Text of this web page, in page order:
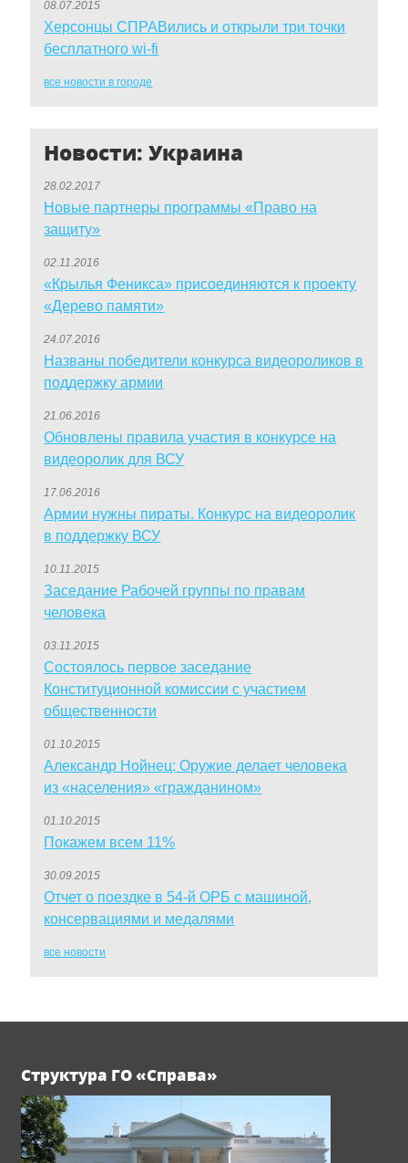
08.07.2015
Херсонцы СПРАВились и открыли три точки
бесплатного wi-fi
все новости в городе
Новости: Украина
28.02.2017
Новые партнеры программы «Право на
защиту»
02.11.2016
«Крылья Феникса» присоединяются к проекту
«Дерево памяти»
24.07.2016
Названы победители конкурса видеороликов в
поддержку армии
21.06.2016
Обновлены правила участия в конкурсе на
видеоролик для ВСУ
17.06.2016
Армии нужны пираты. Конкурс на видеоролик
в поддержку ВСУ
10.11.2015
Заседание Рабочей группы по правам
человека
03.11.2015
Состоялось первое заседание
Конституционной комиссии с участием
общественности
01.10.2015
Александр Нойнец: Оружие делает человека
из «населения» «гражданином»
01.10.2015
Покажем всем 11%
30.09.2015
Отчет о поездке в 54-й ОРБ с машиной,
консервациями и медалями
все новости
Структура ГО «Справа»